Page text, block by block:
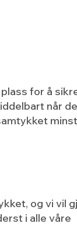
for å
når
og vi vil
i alle våre